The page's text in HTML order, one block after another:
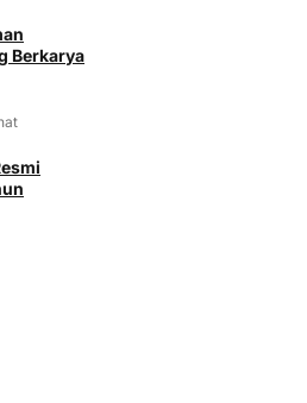
Berkarya